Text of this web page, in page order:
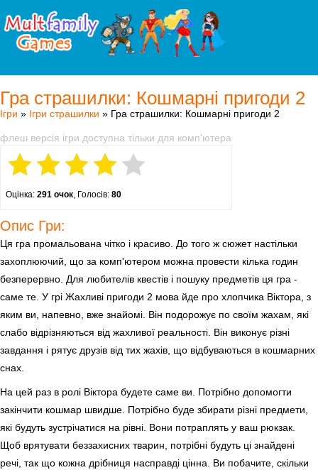
Гра страшилки: Кошмарні пригоди 2
Ігри » Ігри страшилки » Гра страшилки: Кошмарні пригоди 2
флеш версія ігри доступна тільки для комп'ютера
Оцінка: 291 очок, Голосів: 80
Опис Гри:
Ця гра промальована чітко і красиво. До того ж сюжет настільки
захоплюючий, що за комп'ютером можна провести кілька годин
безперервно. Для любителів квестів і пошуку предметів ця гра -
саме те. У грі Жахливі пригоди 2 мова йде про хлопчика Віктора, з
яким ви, напевно, вже знайомі. Він подорожує по своїм жахам, які
слабо відрізняються від жахливої реальності. Він виконує різні
завдання і рятує друзів від тих жахів, що відбуваються в кошмарних
снах.
На цей раз в ролі Віктора будете саме ви. Потрібно допомогти
закінчити кошмар швидше. Потрібно буде збирати різні предмети,
які будуть зустрічатися на рівні. Вони потраплять у ваш рюкзак.
Щоб врятувати беззахисних тварин, потрібні будуть ці знайдені
речі, так що кожна дрібниця насправді цінна. Ви побачите, скільки